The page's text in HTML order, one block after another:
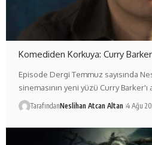
Komediden Korkuya: Curry Barker
Episode Dergi Temmuz sayısında
sinemasının yeni yüzü Curry
TarafındanNeslihan Atcan Altan 4 Ağu